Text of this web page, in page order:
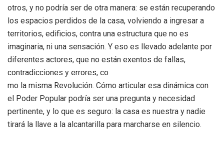
otros, y no podría ser de otra manera: se están recuperando
los espacios perdidos de la casa, volviendo a ingresar a
territorios, edificios, contra una estructura que no es
imaginaria, ni una sensación. Y eso es llevado adelante por
diferentes actores, que no están exentos de fallas,
contradicciones y errores, co
mo la misma Revolución. Cómo articular esa dinámica con
el Poder Popular podría ser una pregunta y necesidad
pertinente, y lo que es seguro: la casa es nuestra y nadie
tirará la llave a la alcantarilla para marcharse en silencio.